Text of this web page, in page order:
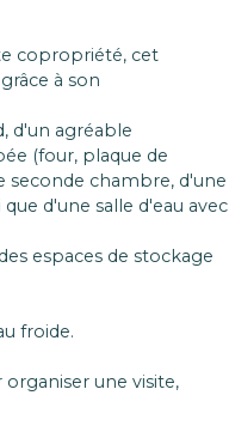
copropriété, cet
à son
d'un agréable
(four, plaque de
seconde chambre, d'une
d'une salle d'eau avec
espaces de stockage
froide.
une visite,